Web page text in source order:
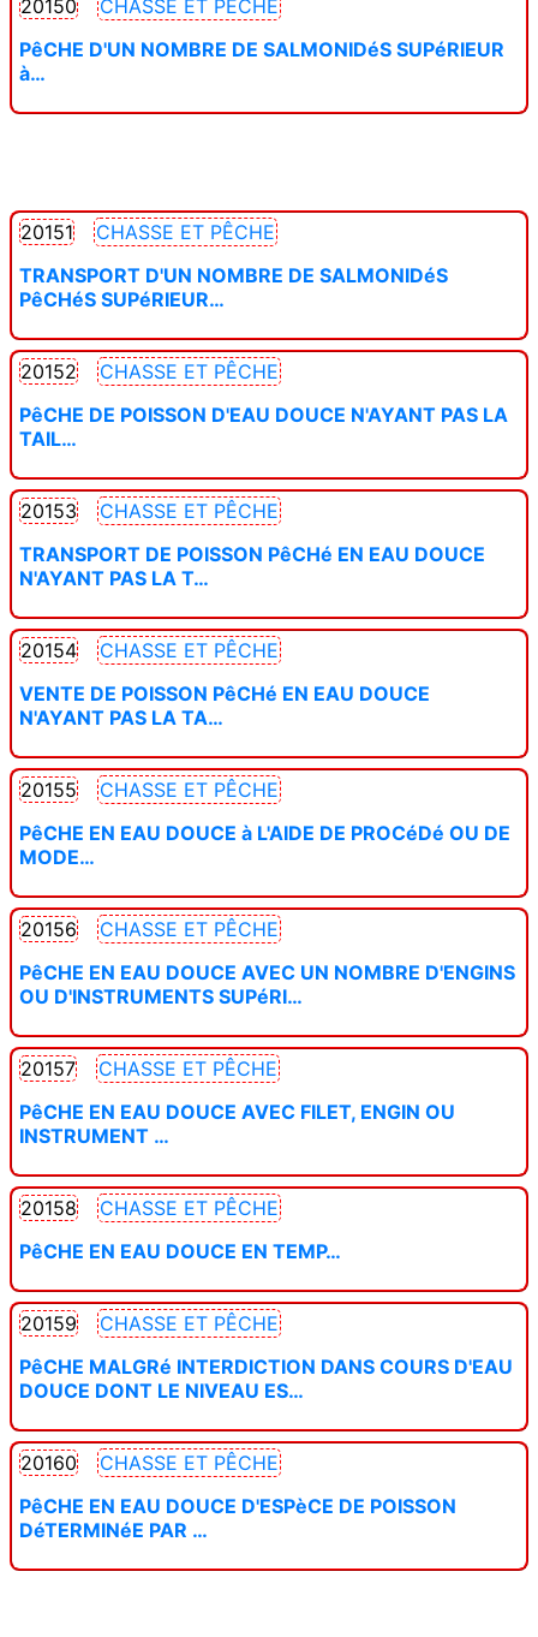
20150
CHASSE ET PÊCHE
PêCHE D'UN NOMBRE DE SALMONIDéS SUPéRIEUR
à…
20151
CHASSE ET PÊCHE
TRANSPORT D'UN NOMBRE DE SALMONIDéS
PêCHéS SUPéRIEUR…
20152
CHASSE ET PÊCHE
PêCHE DE POISSON D'EAU DOUCE N'AYANT PAS LA
TAIL…
20153
CHASSE ET PÊCHE
TRANSPORT DE POISSON PêCHé EN EAU DOUCE
N'AYANT PAS LA T…
20154
CHASSE ET PÊCHE
VENTE DE POISSON PêCHé EN EAU DOUCE
N'AYANT PAS LA TA…
20155
CHASSE ET PÊCHE
PêCHE EN EAU DOUCE à L'AIDE DE PROCéDé OU DE
MODE…
20156
CHASSE ET PÊCHE
PêCHE EN EAU DOUCE AVEC UN NOMBRE D'ENGINS
OU D'INSTRUMENTS SUPéRI…
20157
CHASSE ET PÊCHE
PêCHE EN EAU DOUCE AVEC FILET, ENGIN OU
INSTRUMENT …
20158
CHASSE ET PÊCHE
PêCHE EN EAU DOUCE EN TEMP…
20159
CHASSE ET PÊCHE
PêCHE MALGRé INTERDICTION DANS COURS D'EAU
DOUCE DONT LE NIVEAU ES…
20160
CHASSE ET PÊCHE
PêCHE EN EAU DOUCE D'ESPèCE DE POISSON
DéTERMINéE PAR …